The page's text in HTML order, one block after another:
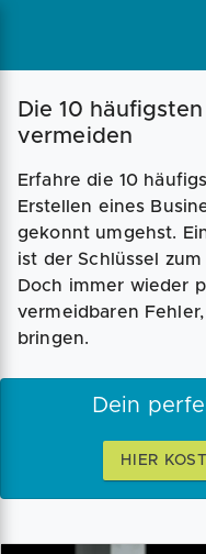
Die 10
vermeiden
Erfahre die 10
Erstellen eines
gekonnt umgehst.
ist der Schlüssel
Doch immer wieder
vermeidbaren
bringen.
Dein
HIER